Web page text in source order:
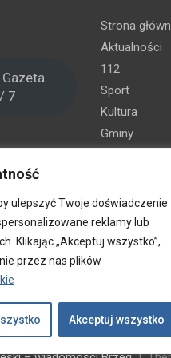
ulepszyć Twoje doświadczenie
reklamy lub
Klikając „Akceptuj wszystko”,
przez nas plików
Akceptuj wszystko
7
Strona
Aktualności
112
Sport
Kultura
Gminy
Lewin
Lubsza
Olszanka
Kontakt